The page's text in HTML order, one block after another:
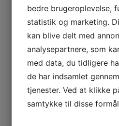
Bedemand med nærvær
13. oktober 2022
bedre brugeroplevelse,
statistik og marketing.
kan blive delt med
analysepartnere, som
med data, du tidligere
de har indsamlet
tjenester. Ved at klikke
samtykke til disse